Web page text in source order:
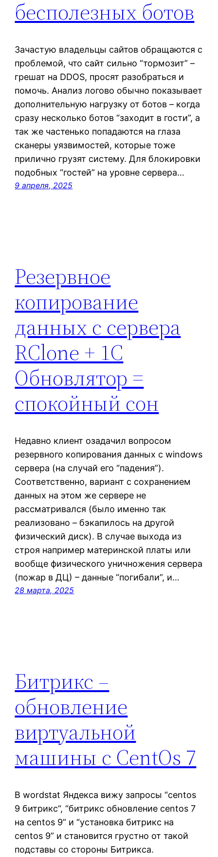
бесполезных ботов
Зачастую владельцы сайтов обращаются с
проблемой, что сайт сильно “тормозит” –
грешат на DDOS, просят разобраться и
помочь. Анализ логово обычно показывает
дополнительную нагрузку от ботов – когда
сразу несколько ботов “заходит в гости”, а
так же частенько попадаются на глаза
сканеры уязвимостей, которые тоже
прилично грузят систему. Для блокировки
подобных “гостей” на уровне сервера…
9 апреля, 2025
Резервное
копирование
данных с сервера
RСlone + 1C
Обновлятор =
спокойный сон
Недавно клиент озадачил вопросом
резервного копирования данных с windows
сервера (на случай его “падения”).
Соответственно, вариант с сохранением
данных на этом же сервере не
рассматривался (было именно так
реализовано – бэкапилось на другой
физический диск). В случае выхода из
строя например материнской платы или
вообще физического уничножения сервера
(пожар в ДЦ) – данные “погибали”, и…
28 марта, 2025
Битрикс –
обновление
виртуальной
машины с CentOs 7
В wordstat Яндекса вижу запросы “centos
9 битрикс“, “битрикс обновление centos 7
на centos 9” и “установка битрикс на
centos 9” и становится грустно от такой
подставы со стороны Битрикса.